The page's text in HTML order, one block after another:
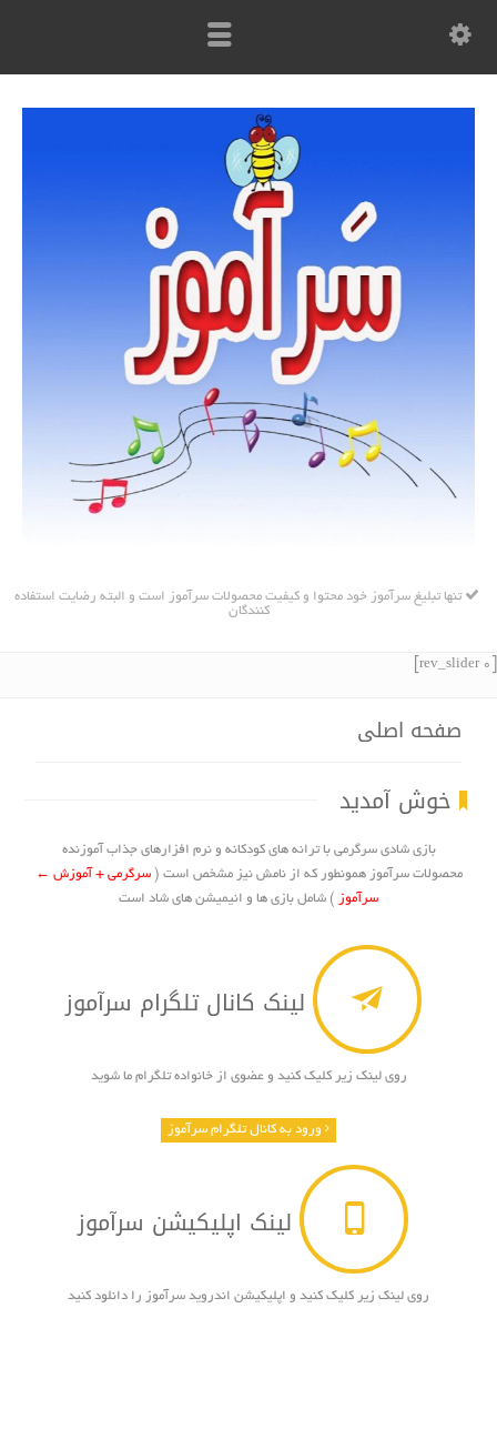
تنها تبلیغ سرآموز خود محتوا و کیفیت محصولات سرآموز است و البته رضایت استفاده
کنندگان
صفحه اصلی
خوش آمدید
بازی شادی سرگرمی با ترانه های کودکانه و نرم افزارهای جذاب آموزنده
محصولات سرآموز همونطور که از نامش نیز مشخص است (سرگرمی + آموزش ←
سرآموز ) شامل بازی ها و انیمیشن های شاد است
لینک کانال تلگرام سرآموز
روی لینک زیر کلیک کنید و عضوی از خانواده تلگرام ما شوید
ورود به کانال تلگرام سرآموز
لینک اپلیکیشن سرآموز
روی لینک زیر کلیک کنید و اپلیکیشن اندروید سرآموز را دانلود کنید